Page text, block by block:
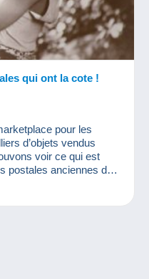
qui ont la cote !
pour les
d’objets vendus
voir ce qui est
postales anciennes de
eu énormément de